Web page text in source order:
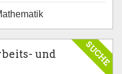
SUCHE
und